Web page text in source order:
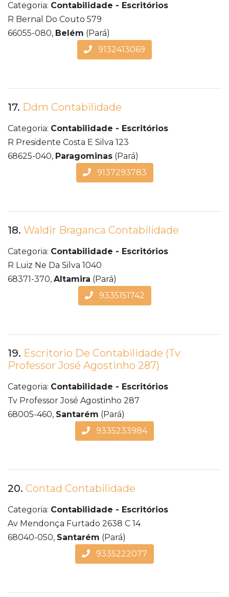
Categoria: Contabilidade - Escritórios
R Bernal Do Couto 579
66055-080, Belém (Pará)
9132413069
17. Ddm Contabilidade
Categoria: Contabilidade - Escritórios
R Presidente Costa E Silva 123
68625-040, Paragominas (Pará)
9137293783
18. Waldir Braganca Contabilidade
Categoria: Contabilidade - Escritórios
R Luiz Ne Da Silva 1040
68371-370, Altamira (Pará)
9335151742
19. Escritorio De Contabilidade (Tv
Professor José Agostinho 287)
Categoria: Contabilidade - Escritórios
Tv Professor José Agostinho 287
68005-460, Santarém (Pará)
9335233984
20. Contad Contabilidade
Categoria: Contabilidade - Escritórios
Av Mendonça Furtado 2638 C 14
68040-050, Santarém (Pará)
9335222077